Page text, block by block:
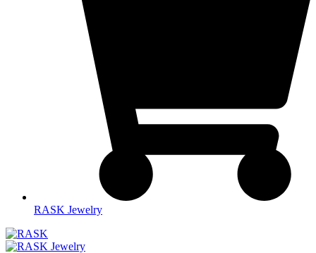
RASK Jewelry